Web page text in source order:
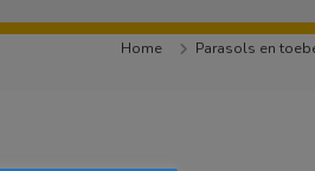
Home Parasols en